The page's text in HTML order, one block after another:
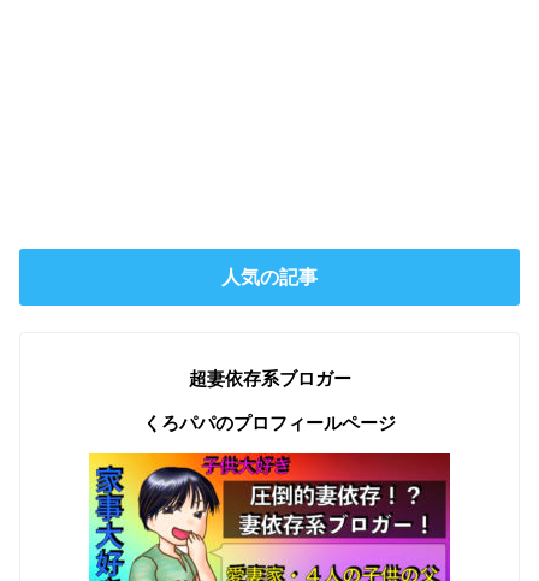
人気の記事
超妻依存系ブロガー
くろパパのプロフィールページ